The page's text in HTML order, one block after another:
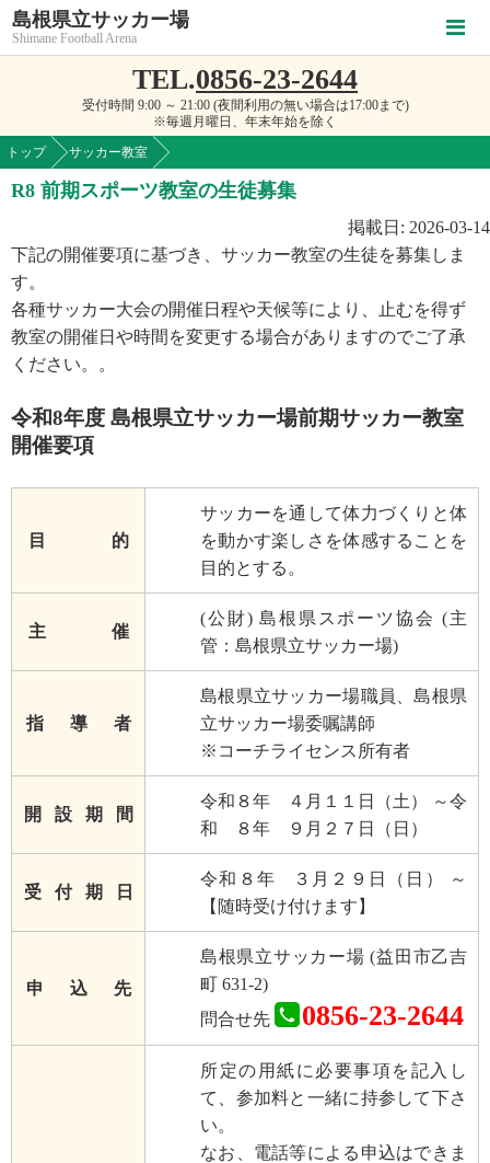
島根県立サッカー場
Shimane Football Arena
TEL.0856-23-2644
受付時間 9:00 ～ 21:00 (夜間利用の無い場合は17:00まで)
※毎週月曜日、年末年始を除く
トップ
サッカー教室
R8 前期スポーツ教室の生徒募集
掲載日: 2026-03-14
下記の開催要項に基づき、サッカー教室の生徒を募集しま
す。
各種サッカー大会の開催日程や天候等により、止むを得ず
教室の開催日や時間を変更する場合がありますのでご了承
ください。。
令和8年度 島根県立サッカー場前期サッカー教室
開催要項
目 的
サッカーを通して体力づくりと体
を動かす楽しさを体感することを
目的とする。
主 催
(公財) 島根県スポーツ協会 (主
管：島根県立サッカー場)
指 導 者
島根県立サッカー場職員、島根県
立サッカー場委嘱講師
※コーチライセンス所有者
開 設 期 間
令和８年 ４月１１日（土） ～令
和 ８年 ９月２７日（日）
受 付 期 日
令和８年 ３月２９日（日） ～
【随時受け付けます】
申 込 先
島根県立サッカー場 (益田市乙吉
町 631-2)
問合せ先
0856-23-2644
所定の用紙に必要事項を記入し
て、参加料と一緒に持参して下さ
い。
なお、電話等による申込はできま